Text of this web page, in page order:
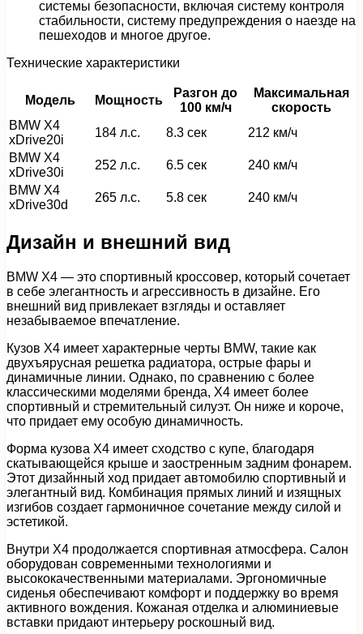
системы безопасности, включая систему контроля
стабильности, систему предупреждения о наезде на
пешеходов и многое другое.
Технические характеристики
Модель Мощность
Разгон до
100 км/ч
Максимальная
скорость
BMW X4
xDrive20i
184 л.с. 8.3 сек
212 км/ч
BMW X4
xDrive30i
252 л.с. 6.5 сек
240 км/ч
BMW X4
xDrive30d
265 л.с. 5.8 сек 240 км/ч
Дизайн и внешний вид
BMW X4 — это спортивный кроссовер, который сочетает
в себе элегантность и агрессивность в дизайне. Его
внешний вид привлекает взгляды и оставляет
незабываемое впечатление.
Кузов X4 имеет характерные черты BMW, такие как
двухъярусная решетка радиатора, острые фары и
динамичные линии. Однако, по сравнению с более
классическими моделями бренда, X4 имеет более
спортивный и стремительный силуэт. Он ниже и короче,
что придает ему особую динамичность.
Форма кузова X4 имеет сходство с купе, благодаря
скатывающейся крыше и заостренным задним фонарем.
Этот дизайнный ход придает автомобилю спортивный и
элегантный вид. Комбинация прямых линий и изящных
изгибов создает гармоничное сочетание между силой и
эстетикой.
Внутри X4 продолжается спортивная атмосфера. Салон
оборудован современными технологиями и
высококачественными материалами. Эргономичные
сиденья обеспечивают комфорт и поддержку во время
активного вождения. Кожаная отделка и алюминиевые
вставки придают интерьеру роскошный вид.